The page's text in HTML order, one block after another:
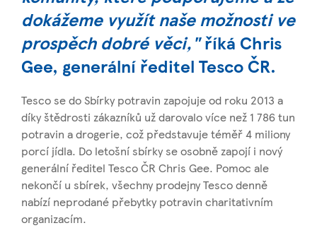
dokážeme využít naše možnosti ve
prospěch dobré věci,"říká Chris
Gee, generální ředitel Tesco ČR.
Tesco se do Sbírky potravin zapojuje od roku 2013 a
díky štědrosti zákazníků už darovalo více než 1 786 tun
potravin a drogerie, což představuje téměř 4 miliony
porcí jídla. Do letošní sbírky se osobně zapojí i nový
generální ředitel Tesco ČR Chris Gee. Pomoc ale
nekončí u sbírek, všechny prodejny Tesco denně
nabízí neprodané přebytky potravin charitativním
organizacím.